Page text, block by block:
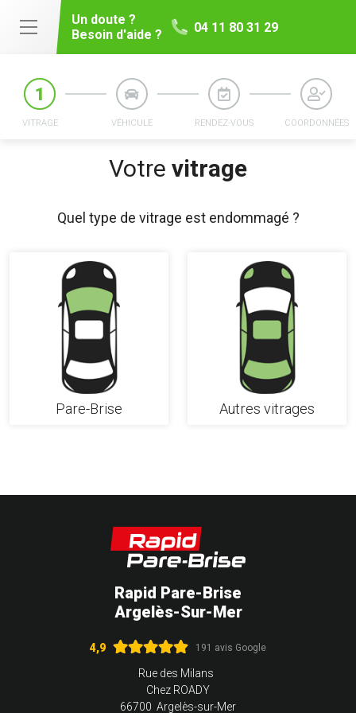
Un doute ?
Besoin d'aide ?
04 11 80 31 29
Votre vitrage
VITRAGE VÉHICULE RENDEZ-VOUS COORDONNÉES
Quel type de vitrage est endommagé ?
Pare-Brise Autres vitrages
Rapid Pare-Brise
Argelès-Sur-Mer
4,9 191 avis Google
Rue des Milans
Chez ROADY
66700 Argelès-sur-Mer